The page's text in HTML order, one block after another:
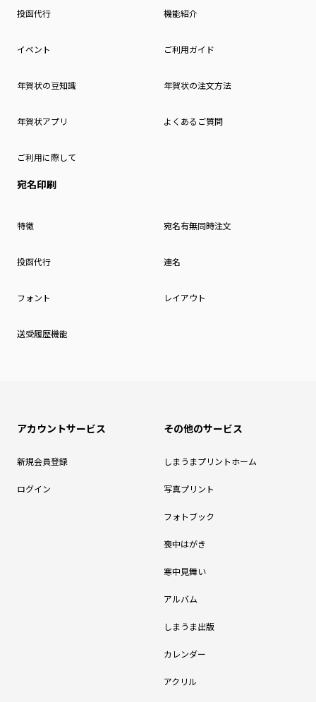
投函代行 機能紹介
イベント ご利用ガイド
年賀状の豆知識 年賀状の注文方法
年賀状アプリ よくあるご質問
ご利用に際して
宛名印刷
特徴 宛名有無同時注文
投函代行 連名
フォント レイアウト
送受履歴機能
アカウントサービス
新規会員登録
ログイン
その他のサービス
しまうまプリントホーム
写真プリント
フォトブック
喪中はがき
寒中見舞い
アルバム
しまうま出版
カレンダー
アクリル